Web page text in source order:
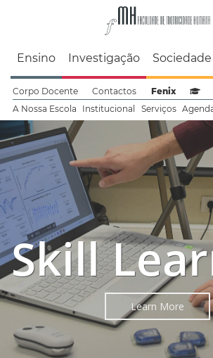
Faculdade de
Ensino Investigação Sociedade
Corpo Docente Contactos Fenix
A Nossa Escola Institucional Serviços
Skill
Learn More